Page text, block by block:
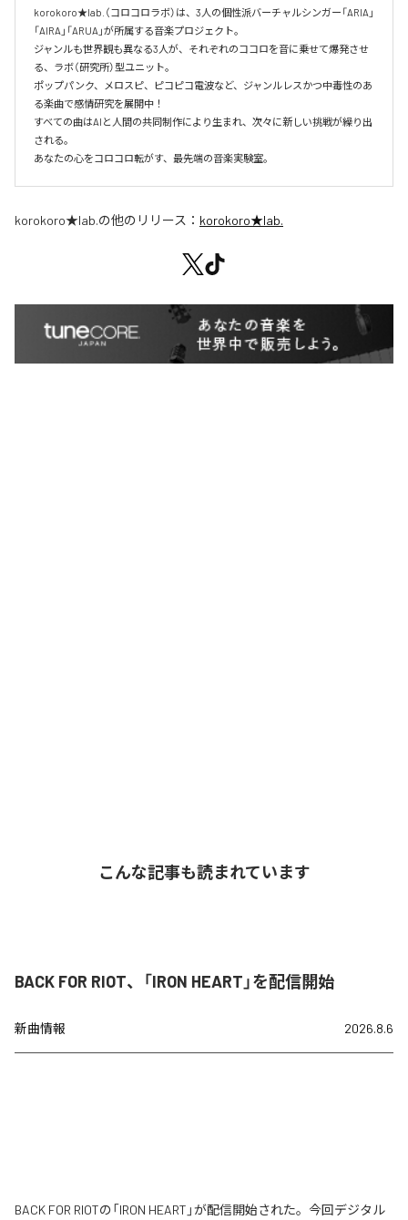
korokoro★lab.（コロコロラボ）は、3人の個性派バーチャルシンガー「ARIA」
「AIRA」「ARUA」が所属する音楽プロジェクト。
ジャンルも世界観も異なる3人が、それぞれのココロを音に乗せて爆発させ
る、ラボ（研究所）型ユニット。
ポップパンク、メロスピ、ピコピコ電波など、ジャンルレスかつ中毒性のあ
る楽曲で感情研究を展開中！
すべての曲はAIと人間の共同制作により生まれ、次々に新しい挑戦が繰り出
される。
あなたの心をコロコロ転がす、最先端の音楽実験室。
korokoro★lab.の他のリリース： korokoro★lab.
こんな記事も読まれています
BACK FOR RIOT、「IRON HEART」を配信開始
新曲情報 2026.8.6
BACK FOR RIOTの「IRON HEART」が配信開始された。今回デジタル